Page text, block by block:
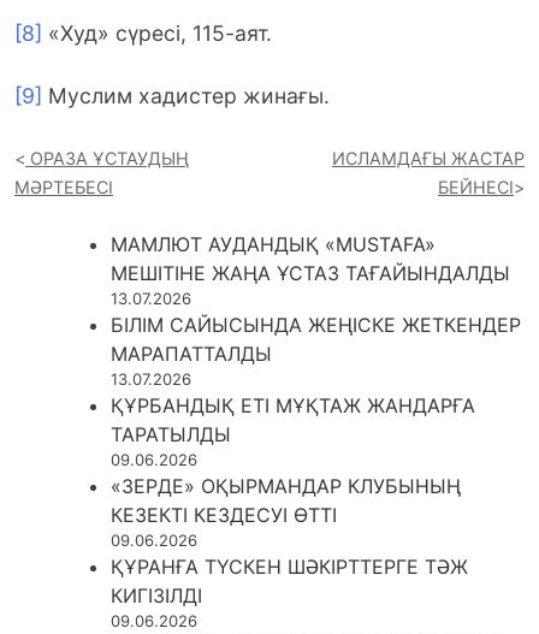
[8] «Худ» сүресі, 115-аят.
[9] Муслим хадистер жинағы.
ОРАЗА ҰСТАУДЫҢ
МӘРТЕБЕСІ
ИСЛАМДАҒЫ ЖАСТАР
БЕЙНЕСІ
МАМЛЮТ АУДАНДЫҚ «MUSTAFA»
МЕШІТІНЕ ЖАҢА ҰСТАЗ ТАҒАЙЫНДАЛДЫ
13.07.2026
БІЛІМ САЙЫСЫНДА ЖЕҢІСКЕ ЖЕТКЕНДЕР
МАРАПАТТАЛДЫ
13.07.2026
ҚҰРБАНДЫҚ ЕТІ МҰҚТАЖ ЖАНДАРҒА
ТАРАТЫЛДЫ
09.06.2026
«ЗЕРДЕ» ОҚЫРМАНДАР КЛУБЫНЫҢ
КЕЗЕКТІ КЕЗДЕСУІ ӨТТІ
09.06.2026
ҚҰРАНҒА ТҮСКЕН ШӘКІРТТЕРГЕ ТӘЖ
КИГІЗІЛДІ
09.06.2026